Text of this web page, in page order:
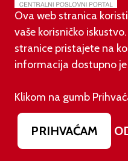
31.07.2026.
Ovako će
godinama ruglo
adidas i Hrvatski
višegodišnje
Ova web stranica
vaše korisničko
stranice pristajete na
informacija dostupno
Klikom na gumb
PRIHVAĆAM